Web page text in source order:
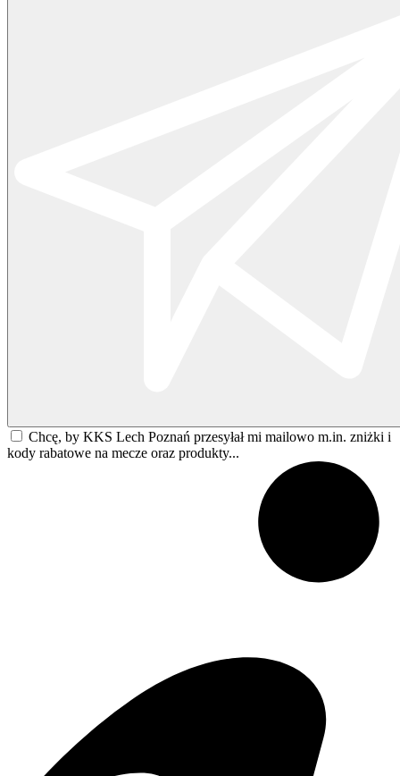
Chcę, by KKS Lech Poznań przesyłał mi mailowo m.in. zniżki i
kody rabatowe na mecze oraz produkty...